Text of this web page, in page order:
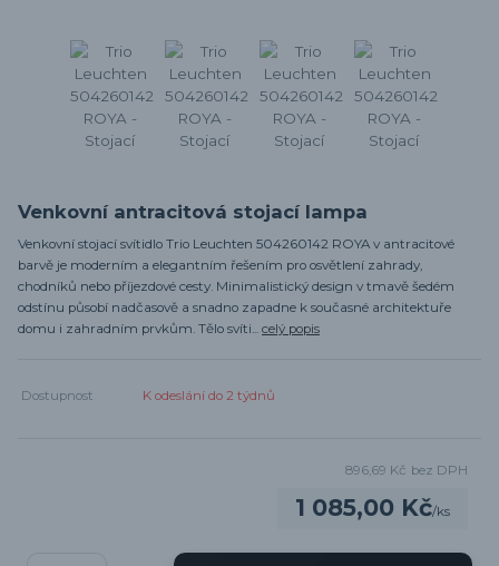
Venkovní antracitová stojací lampa
Venkovní stojací svítidlo Trio Leuchten 504260142 ROYA v antracitové
barvě je moderním a elegantním řešením pro osvětlení zahrady,
chodníků nebo příjezdové cesty. Minimalistický design v tmavě šedém
odstínu působí nadčasově a snadno zapadne k současné architektuře
domu i zahradním prvkům. Tělo svíti... celý popis
Dostupnost K odeslání do 2 týdnů
1 085,00 Kč/ks
896,69 Kč bez DPH